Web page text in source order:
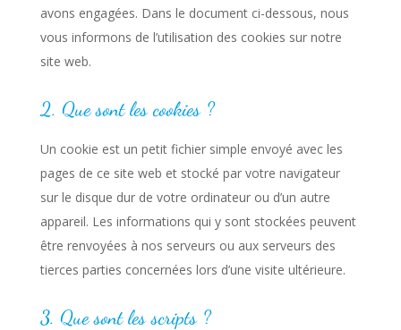
avons engagées. Dans le document ci-dessous, nous
vous informons de l’utilisation des cookies sur notre
site web.
2. Que sont les cookies ?
Un cookie est un petit fichier simple envoyé avec les
pages de ce site web et stocké par votre navigateur
sur le disque dur de votre ordinateur ou d’un autre
appareil. Les informations qui y sont stockées peuvent
être renvoyées à nos serveurs ou aux serveurs des
tierces parties concernées lors d’une visite ultérieure.
3. Que sont les scripts ?